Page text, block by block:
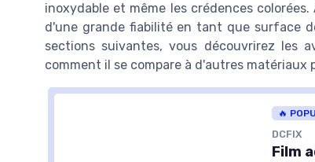
inoxydable et même les crédences
d'une grande fiabilité en tant que surface
sections suivantes, vous découvrirez les
comment il se compare à d'autres matériaux
🔥
DCFIX
Film